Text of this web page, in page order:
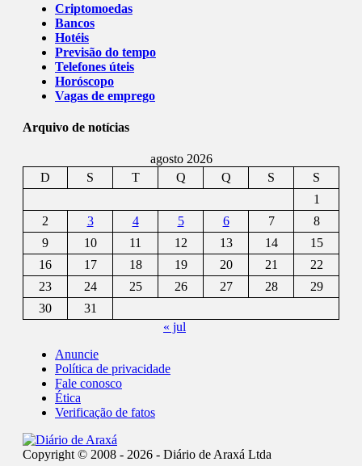
Criptomoedas
Bancos
Hotéis
Previsão do tempo
Telefones úteis
Horóscopo
Vagas de emprego
Arquivo de notícias
agosto 2026
D
S T Q Q S
S
1
2
3 4 5 6 7
8
9
10 11 12 13 14
15
16
17 18 19 20 21
22
23
24 25 26 27 28
29
30
31
« jul
Anuncie
Política de privacidade
Fale conosco
Ética
Verificação de fatos
Copyright © 2008 - 2026 - Diário de Araxá Ltda